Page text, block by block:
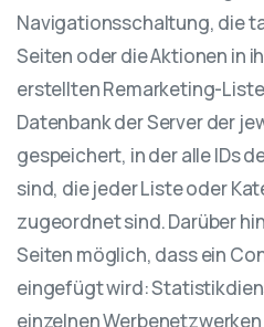
Navigationsschaltung, die
Seiten oder die Aktionen in
erstellten Remarketing-
Datenbank der Server der
gespeichert, in der alle IDs
sind, die jeder Liste oder
zugeordnet sind. Darüber
Seiten möglich, dass ein
eingefügt wird:
einzelnen